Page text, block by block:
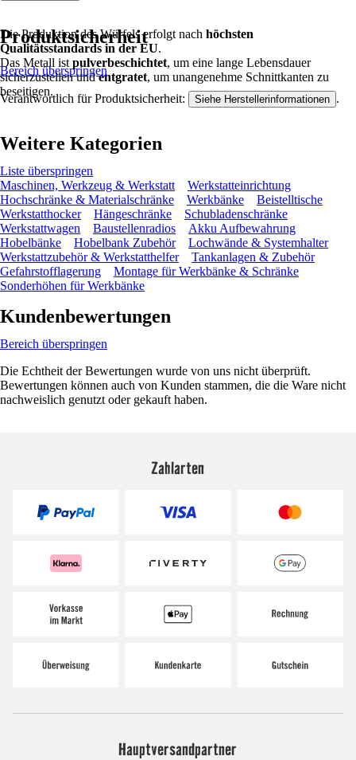
Die Produktion des Würfels erfolgt nach höchsten
Qualitätsstandards in der EU.
Das Metall ist pulverbeschichtet, um eine lange Lebensdauer
sicherzustellen undentgratet, um unangenehme Schnittkanten zu
beseitigen.
Produktsicherheit
Bereich überspringen
Verantwortlich für Produktsicherheit: Siehe Herstellerinformationen .
Weitere Kategorien
Liste überspringen
Maschinen, Werkzeug & Werkstatt
Werkstatteinrichtung
Hochschränke & Materialschränke
Werkbänke
Beistelltische
Werkstatthocker
Hängeschränke
Schubladenschränke
Werkstattwagen
Baustellenradios
Akku Aufbewahrung
Hobelbänke
Hobelbank Zubehör
Lochwände & Systemhalter
Werkstattzubehör & Werkstatthelfer
Tankanlagen & Zubehör
Gefahrstofflagerung
Montage für Werkbänke & Schränke
Sonderhöhen für Werkbänke
Kundenbewertungen
Bereich überspringen
Die Echtheit der Bewertungen wurde von uns nicht überprüft.
Bewertungen können auch von Kunden stammen, die die Ware nicht
nachweislich genutzt oder gekauft haben.
Zahlarten
Hauptversandpartner